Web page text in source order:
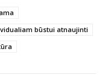
būstui atnaujinti